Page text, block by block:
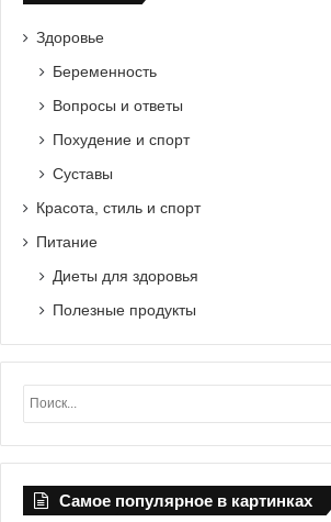
Здоровье
Беременность
Вопросы и ответы
Похудение и спорт
Суставы
Красота, стиль и спорт
Питание
Диеты для здоровья
Полезные продукты
Самое популярное в картинках